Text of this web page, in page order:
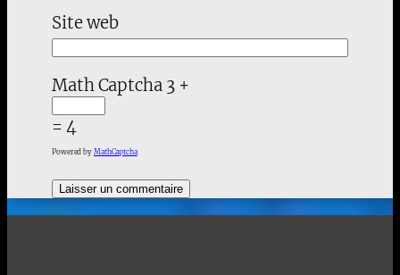
Site web
Math Captcha 3 +
= 4
Powered by MathCaptcha